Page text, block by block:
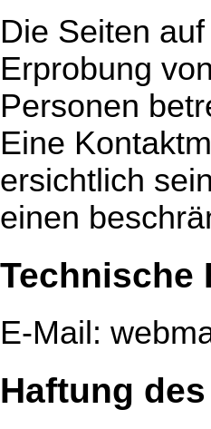
Die Seiten
Erprobung
Personen
Eine
ersichtlich
einen
Technische
E-Mail:
Haftung